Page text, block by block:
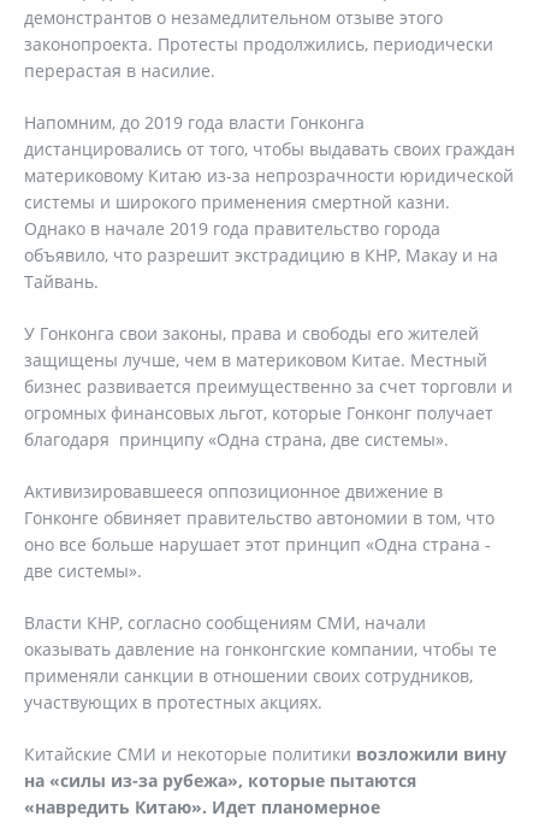
демонстрантов о незамедлительном отзыве этого
законопроекта. Протесты продолжились, периодически
перерастая в насилие.
Напомним, до 2019 года власти Гонконга
дистанцировались от того, чтобы выдавать своих граждан
материковому Китаю из-за непрозрачности юридической
системы и широкого применения смертной казни.
Однако в начале 2019 года правительство города
объявило, что разрешит экстрадицию в КНР, Макау и на
Тайвань.
У Гонконга свои законы, права и свободы его жителей
защищены лучше, чем в материковом Китае. Местный
бизнес развивается преимущественно за счет торговли и
огромных финансовых льгот, которые Гонконг получает
благодаря принципу «Одна страна, две системы».
Активизировавшееся оппозиционное движение в
Гонконге обвиняет правительство автономии в том, что
оно все больше нарушает этот принцип «Одна страна -
две системы».
Власти КНР, согласно сообщениям СМИ, начали
оказывать давление на гонконгские компании, чтобы те
применяли санкции в отношении своих сотрудников,
участвующих в протестных акциях.
Китайские СМИ и некоторые политики возложили вину
на «силы из-за рубежа», которые пытаются
«навредить Китаю». Идет планомерное